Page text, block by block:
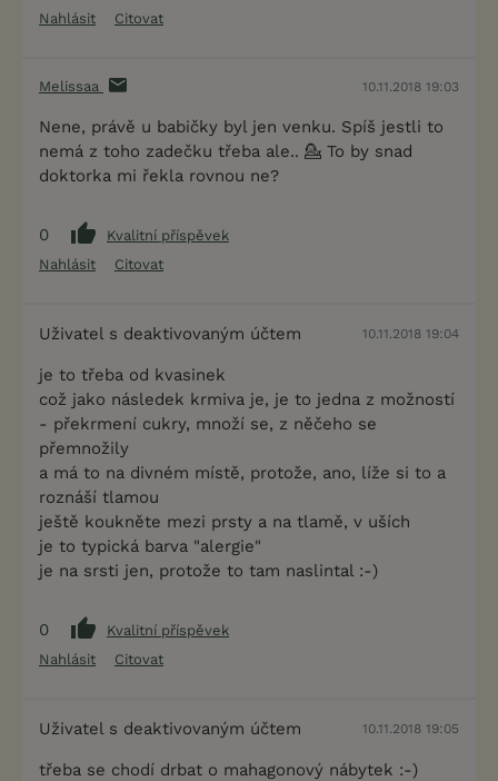
Nahlásit
Citovat
Melissaa 10.11.2018 19:03
Nene, právě u babičky byl jen venku. Spíš jestli to
nemá z toho zadečku třeba ale.. 💁 To by snad
doktorka mi řekla rovnou ne?
0
Kvalitní příspěvek
Nahlásit
Citovat
Uživatel s deaktivovaným účtem 10.11.2018 19:04
je to třeba od kvasinek
což jako následek krmiva je, je to jedna z možností
- překrmení cukry, množí se, z něčeho se
přemnožily
a má to na divném místě, protože, ano, líže si to a
roznáší tlamou
ještě koukněte mezi prsty a na tlamě, v uších
je to typická barva "alergie"
je na srsti jen, protože to tam naslintal :-)
0
Kvalitní příspěvek
Nahlásit
Citovat
Uživatel s deaktivovaným účtem 10.11.2018 19:05
třeba se chodí drbat o mahagonový nábytek :-)